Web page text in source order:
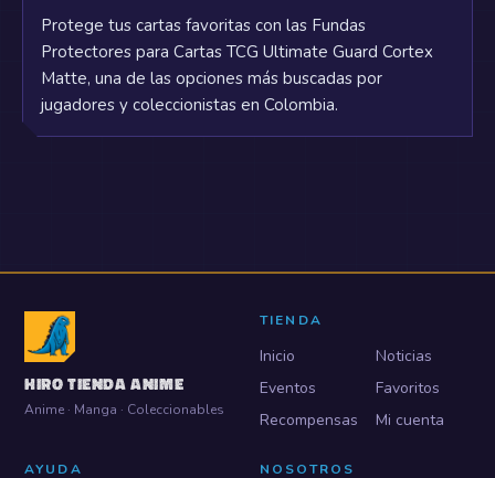
Protege tus cartas favoritas con las Fundas
Protectores para Cartas TCG Ultimate Guard Cortex
Matte, una de las opciones más buscadas por
jugadores y coleccionistas en Colombia.
HIRO TIENDA ANIME
Anime · Manga · Coleccionables
TIENDA
Inicio
Noticias
Eventos
Favoritos
Recompensas
Mi cuenta
AYUDA NOSOTROS